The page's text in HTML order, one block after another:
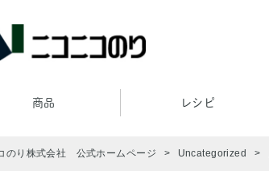
商品 レシピ
のり株式会社 公式ホームページ Uncategorized